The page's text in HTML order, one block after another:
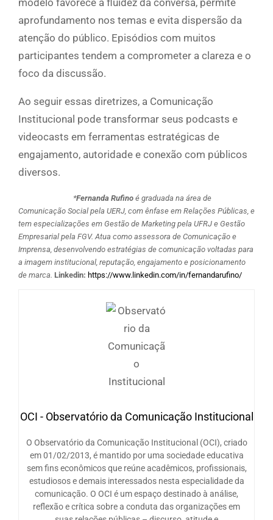
modelo favorece a fluidez da conversa, permite
aprofundamento nos temas e evita dispersão da
atenção do público. Episódios com muitos
participantes tendem a comprometer a clareza e o
foco da discussão.
Ao seguir essas diretrizes, a Comunicação
Institucional pode transformar seus podcasts e
videocasts em ferramentas estratégicas de
engajamento, autoridade e conexão com públicos
diversos.
*Fernanda Rufino é graduada na área de
Comunicação Social pela UERJ, com ênfase em Relações Públicas, e
tem especializações em Gestão de Marketing pela UFRJ e Gestão
Empresarial pela FGV. Atua como assessora de Comunicação e
Imprensa, desenvolvendo estratégias de comunicação voltadas para
a imagem institucional, reputação, engajamento e posicionamento
de marca. Linkedin: https://www.linkedin.com/in/fernandarufino/
OCI - Observatório da Comunicação Institucional
O Observatório da Comunicação Institucional (OCI), criado
em 01/02/2013, é mantido por uma sociedade educativa
sem fins econômicos que reúne acadêmicos, profissionais,
estudiosos e demais interessados nesta especialidade da
comunicação. O OCI é um espaço destinado à análise,
reflexão e crítica sobre a conduta das organizações em